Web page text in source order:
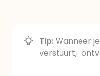
Tip:Wanneer
verstuurt,